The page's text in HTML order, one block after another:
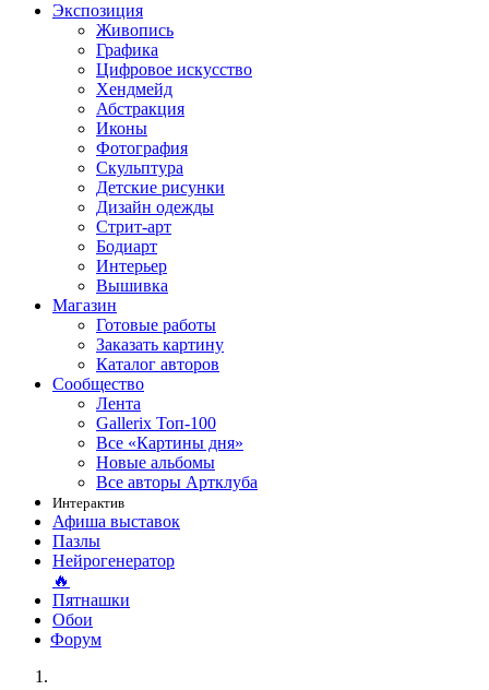
Экспозиция
Живопись
Графика
Цифровое искусство
Хендмейд
Абстракция
Иконы
Фотография
Скульптура
Детские рисунки
Дизайн одежды
Стрит-арт
Бодиарт
Интерьер
Вышивка
Магазин
Готовые работы
Заказать картину
Каталог авторов
Сообщество
Лента
Gallerix Топ-100
Все «Картины дня»
Новые альбомы
Все авторы Артклуба
Интерактив
Афиша выставок
Пазлы
Нейрогенератор
🔥
Пятнашки
Обои
Форум